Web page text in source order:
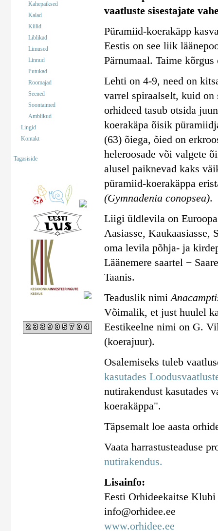
Kahepaiksed
Kalad
Kiilid
Liblikad
Limused
Linnud
Putukad
Roomajad
Seened
Soontaimed
Ämblikud
Lingid
Kontakt
Tagasiside
233905704
vaatluste sisestajate
Püramiid-koerakäpp
Eestis on see liik
Pärnumaal. Taime
Lehti on 4-9, need on
varrel spiraalselt, kuid on
orhideed tasub otsida
koerakäpa õisik
(63) õiega, õied on
heleroosade või valgete
alusel paiknevad kaks
püramiid-koerakäppa
(Gymnadenia conopsea).
Liigi üldlevila on
Aasiasse, Kaukaasiasse,
oma levila põhja- ja
Läänemere saartel −
Taanis.
Teaduslik nimi
Võimalik, et just huulel
Eestikeelne nimi on G.
(koerajuur).
Osalemiseks tuleb
kasutades
nutirakendust kasutades
koerakäppa".
Täpsemalt loe aasta
Vaata harrastusteaduse
nutirakendus.
Lisainfo:
Eesti Orhideekaitse Klubi
info@orhidee.ee
www.orhidee.ee